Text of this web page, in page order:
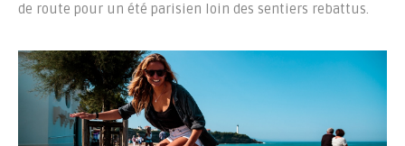
de route pour un été parisien loin des sentiers rebattus.